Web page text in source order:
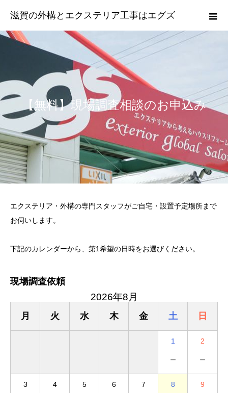
滋賀の外構とエクステリア工事はエグズ
【無料】現場調査相談のお申込み
エクステリア・外構の専門スタッフがご自宅・設置予定場所まで
お伺いします。
下記のカレンダーから、第1希望の日時をお選びください。
現場調査依頼
2026年8月
月 火 水 木 金 土 日
1
－
2
－
3 4 5 6 7 8 9